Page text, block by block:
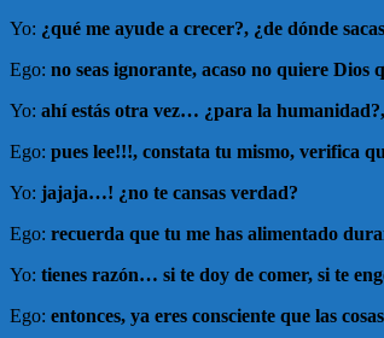
Yo: ¿qué me ayude a crecer?, ¿de dónde
Ego: no seas ignorante, acaso no quiere
Yo: ahí estás otra vez… ¿para la
Ego: pues lee!!!, constata tu mismo, verifica
Yo: jajaja…! ¿no te cansas verdad?
Ego: recuerda que tu me has alimentado
Yo: tienes razón… si te doy de comer, si te
Ego: entonces, ya eres consciente que las